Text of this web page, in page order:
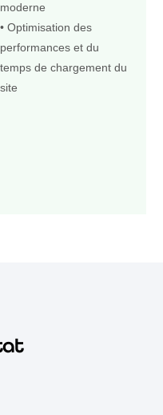
moderne
• Optimisation des
performances et du
temps de chargement du
site